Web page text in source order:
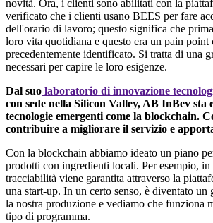
novità. Ora, i clienti sono abilitati con la
verificato che i clienti usano BEES perfare
dell'orario di lavoro; questo significa che prima
loro vita quotidiana e questo era un pain point
precedentemente identificato. Si tratta di una
necessari per capire le loro esigenze.
Dal suo laboratorio di innovazione
con sede nella Silicon Valley, AB InBev sta
tecnologie emergenti come la blockchain.
contribuire a migliorare il servizio e
Con la blockchain abbiamo ideato un piano
prodotti con ingredienti locali. Peresempio, in
tracciabilità viene garantita attraverso la
una start-up. In un certo senso, è diventato un
la nostra produzione e vediamo che funziona
tipo di programma.